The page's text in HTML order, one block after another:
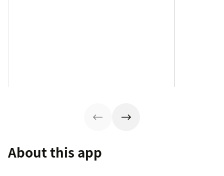
About this app